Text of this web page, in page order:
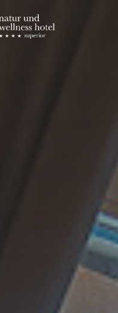
Höflehner ****S